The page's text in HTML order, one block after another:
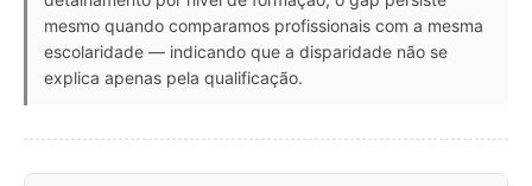
mesmo quando comparamos profissionais com a mesma
escolaridade — indicando que a disparidade não se
explica apenas pela qualificação.